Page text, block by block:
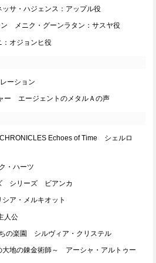
サ・ハジェンス：アップル役
メニク・グーンラタン：サスヤ役
オジョンヒ役
ーション
ー エージェントのメタルＡの声
Echoes of Time シェルロ
・ハーツ
シリーズ ビアンカ
ア・メルキオット
人公
の楽園 シルヴィア・クリステル
大地の錬金術師～ アーシャ・アルトゥー